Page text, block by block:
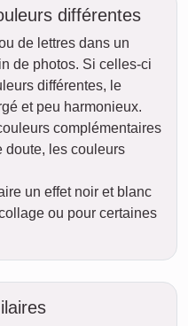
différentes
de lettres dans un
de photos. Si celles-ci
différentes, le
et peu harmonieux.
complémentaires
doute, les couleurs
un effet noir et blanc
ou pour certaines